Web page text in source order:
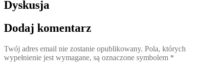
Dyskusja
Dodaj komentarz
Twój adres email nie zostanie opublikowany. Pola, których
wypełnienie jest wymagane, są oznaczone symbolem *